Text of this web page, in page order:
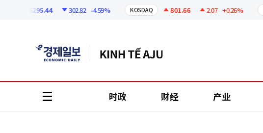
6295.44 302.82 -4.59% KOSDAQ 801.66 2.07 +0.26% USD
时政 财经 产业